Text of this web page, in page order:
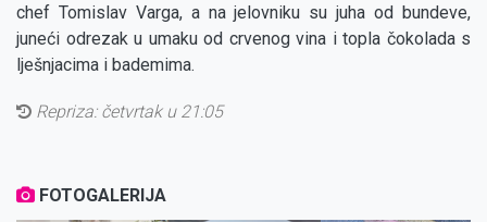
chef Tomislav Varga, a na jelovniku su juha od bundeve,
juneći odrezak u umaku od crvenog vina i topla čokolada s
lješnjacima i bademima.
Repriza: četvrtak u 21:05
FOTOGALERIJA